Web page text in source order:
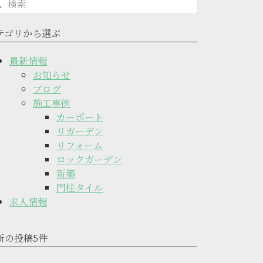
ゴリから選ぶ
最新情報
お知らせ
ブログ
施工事例
カーポート
リガーデン
リフォーム
ロックガーデン
新築
門柱タイル
求人情報
の投稿5件